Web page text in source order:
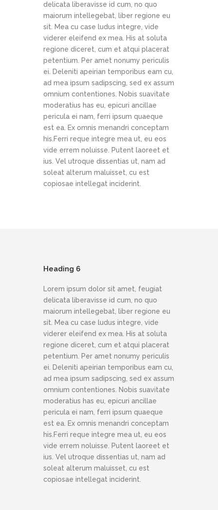
delicata liberavisse id cum, no quo
maiorum intellegebat, liber regione eu
sit. Mea cu case ludus integre, vide
viderer eleifend ex mea. His at soluta
regione diceret, cum et atqui placerat
petentium. Per amet nonumy periculis
ei. Deleniti apeirian temporibus eam cu,
ad mea ipsum sadipscing, sed ex assum
omnium contentiones. Nobis suavitate
moderatius has eu, epicuri ancillae
pericula ei nam, ferri ipsum quaeque
est ea. Ex omnis menandri conceptam
his.Ferri reque integre mea ut, eu eos
vide errem noluisse. Putent laoreet et
ius. Vel utroque dissentias ut, nam ad
soleat alterum maluisset, cu est
copiosae intellegat inciderint.
Heading 6
Lorem ipsum dolor sit amet, feugiat
delicata liberavisse id cum, no quo
maiorum intellegebat, liber regione eu
sit. Mea cu case ludus integre, vide
viderer eleifend ex mea. His at soluta
regione diceret, cum et atqui placerat
petentium. Per amet nonumy periculis
ei. Deleniti apeirian temporibus eam cu,
ad mea ipsum sadipscing, sed ex assum
omnium contentiones. Nobis suavitate
moderatius has eu, epicuri ancillae
pericula ei nam, ferri ipsum quaeque
est ea. Ex omnis menandri conceptam
his.Ferri reque integre mea ut, eu eos
vide errem noluisse. Putent laoreet et
ius. Vel utroque dissentias ut, nam ad
soleat alterum maluisset, cu est
copiosae intellegat inciderint.